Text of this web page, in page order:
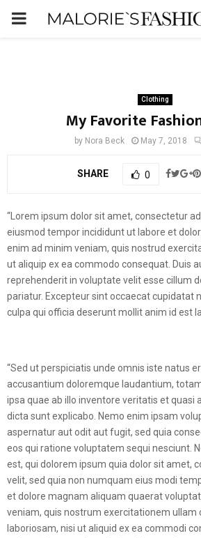
PRIMARY
Clothing
My Favorite
by Nora Beck May 7, 2018
SHARE 0
“Lorem ipsum dolor sit amet, consectetur
eiusmod tempor incididunt ut labore et
enim ad minim veniam, quis nostrud
ut aliquip ex ea commodo consequat. Duis
reprehenderit in voluptate velit esse cillum
pariatur. Excepteur sint occaecat cupidatat
culpa qui officia deserunt mollit anim id est
“Sed ut perspiciatis unde omnis iste natus
accusantium doloremque laudantium,
ipsa quae ab illo inventore veritatis et quasi
dicta sunt explicabo. Nemo enim ipsam
aspernatur aut odit aut fugit, sed quia
eos qui ratione voluptatem sequi nesciunt.
est, qui dolorem ipsum quia dolor sit amet,
velit, sed quia non numquam eius modi
et dolore magnam aliquam quaerat
veniam, quis nostrum exercitationem ullam
laboriosam, nisi ut aliquid ex ea commodi